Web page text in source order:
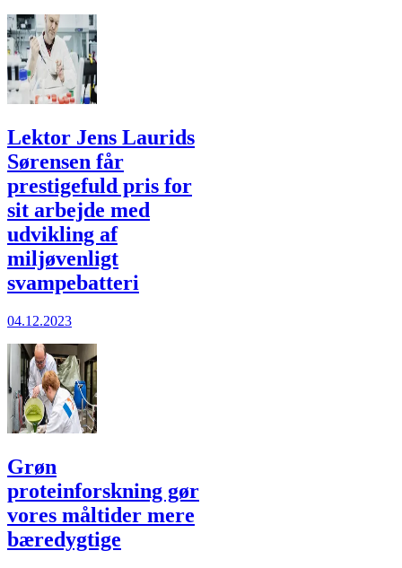
Lektor Jens Laurids
Sørensen får
prestigefuld pris for
sit arbejde med
udvikling af
miljøvenligt
svampebatteri
04.12.2023
Grøn
proteinforskning gør
vores måltider mere
bæredygtige